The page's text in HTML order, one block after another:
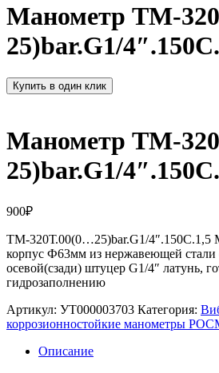
Манометр ТМ-
25)bar.G1/
Купить в один клик
Манометр ТМ-
25)bar.G1/
900₽
ТМ-320Т.00(0…25)bar.G1/4″.150С.1,5
корпус Ф63мм из нержавеющей стали
осевой(сзади) штуцер G1/4″ латунь,
гидрозаполнению
Артикул: УТ000003703 Категория:
коррозионностойкие манометры
Описание